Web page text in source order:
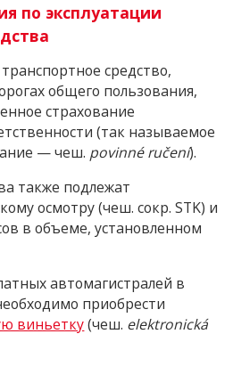
по эксплуатации
средство,
общего пользования,
страхование
(так называемое
—чеш. povinné ručení).
также подлежат
осмотру (чеш. сокр.STK) и
в объеме, установленном
автомагистралей в
приобрести
виньетку(чеш. elektronická